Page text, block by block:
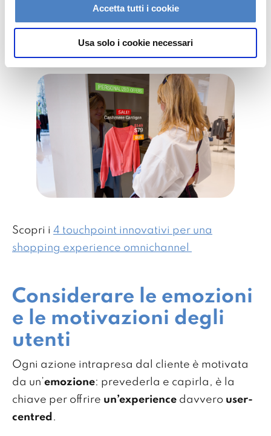
Accetta tutti i cookie
Usa solo i cookie necessari
sulle opportunità di miglioramento nel percorso
di acquisto.
Scopri i 4 touchpoint innovativi per una
shopping experience omnichannel
Considerare le emozioni
e le motivazioni degli
utenti
Ogni azione intrapresa dal cliente è motivata
da un’emozione: prevederla e capirla, è la
chiave per offrire un’experience davvero user-
centred .